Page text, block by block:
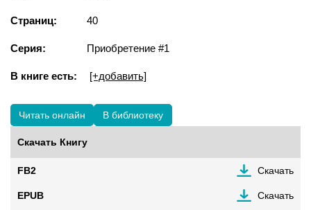
Страниц: 40
Серия: Приобретение #1
В книге есть: [+добавить]
Читать онлайн В библиотеку
Скачать Книгу
FB2 Скачать
EPUB Скачать